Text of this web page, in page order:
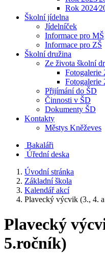
Rok
Školní jídelna
Jídelníček
Informace pro MŠ
Informace pro ZŠ
Školní družina
Ze života školní
Fotogalerie
Fotogalerie
Přijímání do ŠD
Činnosti v ŠD
Dokumenty ŠD
Kontakty
Městys Kněževes
Bakaláři
Úřední deska
Úvodní stránka
Základní škola
Kalendář akcí
Plavecký výcvik (3., 4.
Plavecký
5.ročník)